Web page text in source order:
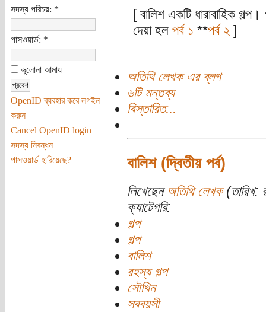
সদস্য পরিচয়: *
পাসওয়ার্ড: *
ভুলোনা আমায়
OpenID ব্যবহার করে লগইন
করুন
Cancel OpenID login
সদস্য নিবন্ধন
পাসওয়ার্ড হারিয়েছে?
[ বালিশ একটি ধারাবাহিক
দেয়া হল পর্ব ১ **পর্ব ২ ]
অতিথি লেখক এর ব্লগ
৬টি মন্তব্য
বিস্তারিত...
বালিশ (দ্বিতীয় পর্ব)
লিখেছেন অতিথি লেখক(তারিখ:
ক্যাটেগরি:
গল্প
গল্প
বালিশ
রহস্য গল্প
সৌখিন
সববয়সী